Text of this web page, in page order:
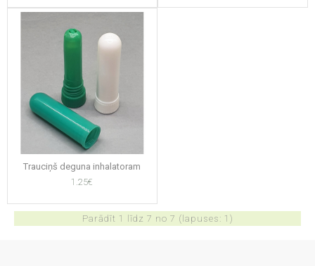
Trauciņš deguna inhalatoram
1.25€
Parādīt 1 līdz 7 no 7 (lapuses: 1)